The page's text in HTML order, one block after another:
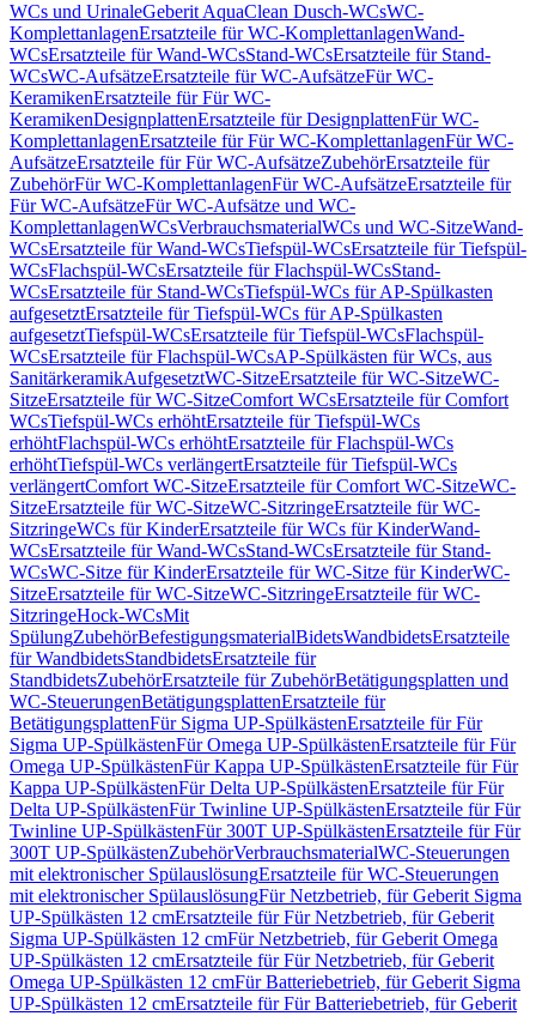
WCs und UrinaleGeberit AquaClean Dusch-WCsWC-
KomplettanlagenErsatzteile für WC-KomplettanlagenWand-
WCsErsatzteile für Wand-WCsStand-WCsErsatzteile für Stand-
WCsWC-AufsätzeErsatzteile für WC-AufsätzeFür WC-
KeramikenErsatzteile für Für WC-
KeramikenDesignplattenErsatzteile für DesignplattenFür WC-
KomplettanlagenErsatzteile für Für WC-KomplettanlagenFür WC-
AufsätzeErsatzteile für Für WC-AufsätzeZubehörErsatzteile für
ZubehörFür WC-KomplettanlagenFür WC-AufsätzeErsatzteile für
Für WC-AufsätzeFür WC-Aufsätze und WC-
KomplettanlagenWCsVerbrauchsmaterialWCs und WC-SitzeWand-
WCsErsatzteile für Wand-WCsTiefspül-WCsErsatzteile für Tiefspül-
WCsFlachspül-WCsErsatzteile für Flachspül-WCsStand-
WCsErsatzteile für Stand-WCsTiefspül-WCs für AP-Spülkasten
aufgesetztErsatzteile für Tiefspül-WCs für AP-Spülkasten
aufgesetztTiefspül-WCsErsatzteile für Tiefspül-WCsFlachspül-
WCsErsatzteile für Flachspül-WCsAP-Spülkästen für WCs, aus
SanitärkeramikAufgesetztWC-SitzeErsatzteile für WC-SitzeWC-
SitzeErsatzteile für WC-SitzeComfort WCsErsatzteile für Comfort
WCsTiefspül-WCs erhöhtErsatzteile für Tiefspül-WCs
erhöhtFlachspül-WCs erhöhtErsatzteile für Flachspül-WCs
erhöhtTiefspül-WCs verlängertErsatzteile für Tiefspül-WCs
verlängertComfort WC-SitzeErsatzteile für Comfort WC-SitzeWC-
SitzeErsatzteile für WC-SitzeWC-SitzringeErsatzteile für WC-
SitzringeWCs für KinderErsatzteile für WCs für KinderWand-
WCsErsatzteile für Wand-WCsStand-WCsErsatzteile für Stand-
WCsWC-Sitze für KinderErsatzteile für WC-Sitze für KinderWC-
SitzeErsatzteile für WC-SitzeWC-SitzringeErsatzteile für WC-
SitzringeHock-WCsMit
SpülungZubehörBefestigungsmaterialBidetsWandbidetsErsatzteile
für WandbidetsStandbidetsErsatzteile für
StandbidetsZubehörErsatzteile für ZubehörBetätigungsplatten und
WC-SteuerungenBetätigungsplattenErsatzteile für
BetätigungsplattenFür Sigma UP-SpülkästenErsatzteile für Für
Sigma UP-SpülkästenFür Omega UP-SpülkästenErsatzteile für Für
Omega UP-SpülkästenFür Kappa UP-SpülkästenErsatzteile für Für
Kappa UP-SpülkästenFür Delta UP-SpülkästenErsatzteile für Für
Delta UP-SpülkästenFür Twinline UP-SpülkästenErsatzteile für Für
Twinline UP-SpülkästenFür 300T UP-SpülkästenErsatzteile für Für
300T UP-SpülkästenZubehörVerbrauchsmaterialWC-Steuerungen
mit elektronischer SpülauslösungErsatzteile für WC-Steuerungen
mit elektronischer SpülauslösungFür Netzbetrieb, für Geberit Sigma
UP-Spülkästen 12 cmErsatzteile für Für Netzbetrieb, für Geberit
Sigma UP-Spülkästen 12 cmFür Netzbetrieb, für Geberit Omega
UP-Spülkästen 12 cmErsatzteile für Für Netzbetrieb, für Geberit
Omega UP-Spülkästen 12 cmFür Batteriebetrieb, für Geberit Sigma
UP-Spülkästen 12 cmErsatzteile für Für Batteriebetrieb, für Geberit